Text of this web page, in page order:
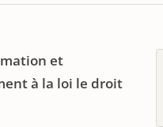
et
à la loi le droit